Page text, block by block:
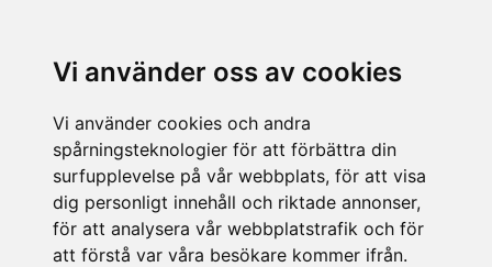
Vi använder oss av cookies
Vi använder cookies och andra
spårningsteknologier för att förbättra din
surfupplevelse på vår webbplats, för att visa
dig personligt innehåll och riktade annonser,
för att analysera vår webbplatstrafik och för
att förstå var våra besökare kommer ifrån.